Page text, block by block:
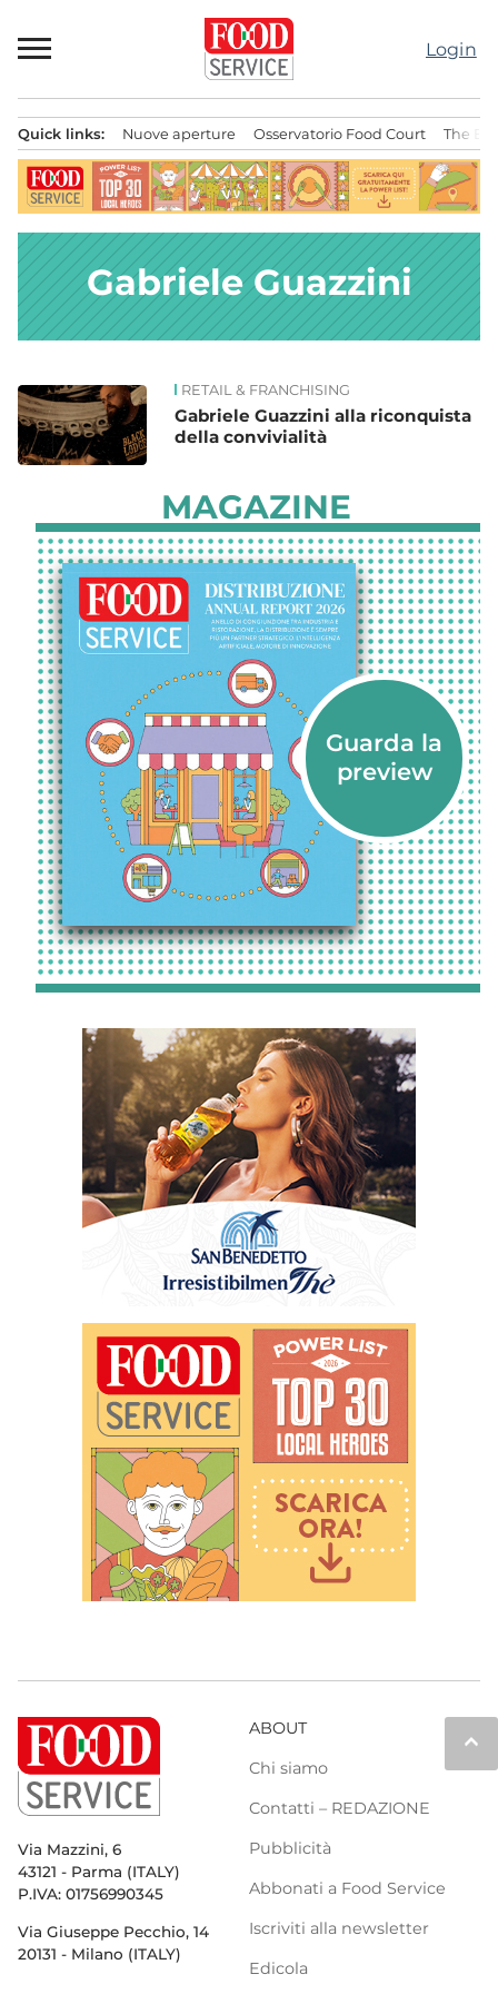
al
contenuto
Login
principale
Quick links: Nuove aperture Osservatorio Food Court The
Gabriele Guazzini
News RETAIL & FRANCHISING
Gabriele Guazzini alla riconquista
della convivialità
MAGAZINE
keyboard_arrow_up
Via Mazzini, 6
43121 - Parma (ITALY)
P.IVA: 01756990345
Via Giuseppe Pecchio, 14
20131 - Milano (ITALY)
ABOUT
Chi siamo
Contatti – REDAZIONE
Pubblicità
Abbonati a Food Service
Iscriviti alla newsletter
Edicola